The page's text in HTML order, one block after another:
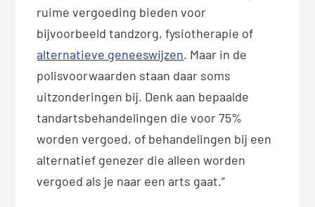
ruime vergoeding bieden voor
bijvoorbeeld tandzorg, fysiotherapie of
alternatieve geneeswijzen. Maar in de
polisvoorwaarden staan daar soms
uitzonderingen bij. Denk aan bepaalde
tandartsbehandelingen die voor 75%
worden vergoed, of behandelingen bij een
alternatief genezer die alleen worden
vergoed als je naar een arts gaat.”